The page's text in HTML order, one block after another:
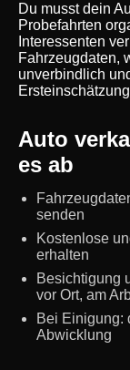
Du musst dein
Probefahrten
Interessenten
Fahrzeugdaten,
unverbindlich
Auto
es ab
senden
Kostenlose
erhalten
Besichtigung
vor Ort, am
Bei Einigung:
Abwicklung